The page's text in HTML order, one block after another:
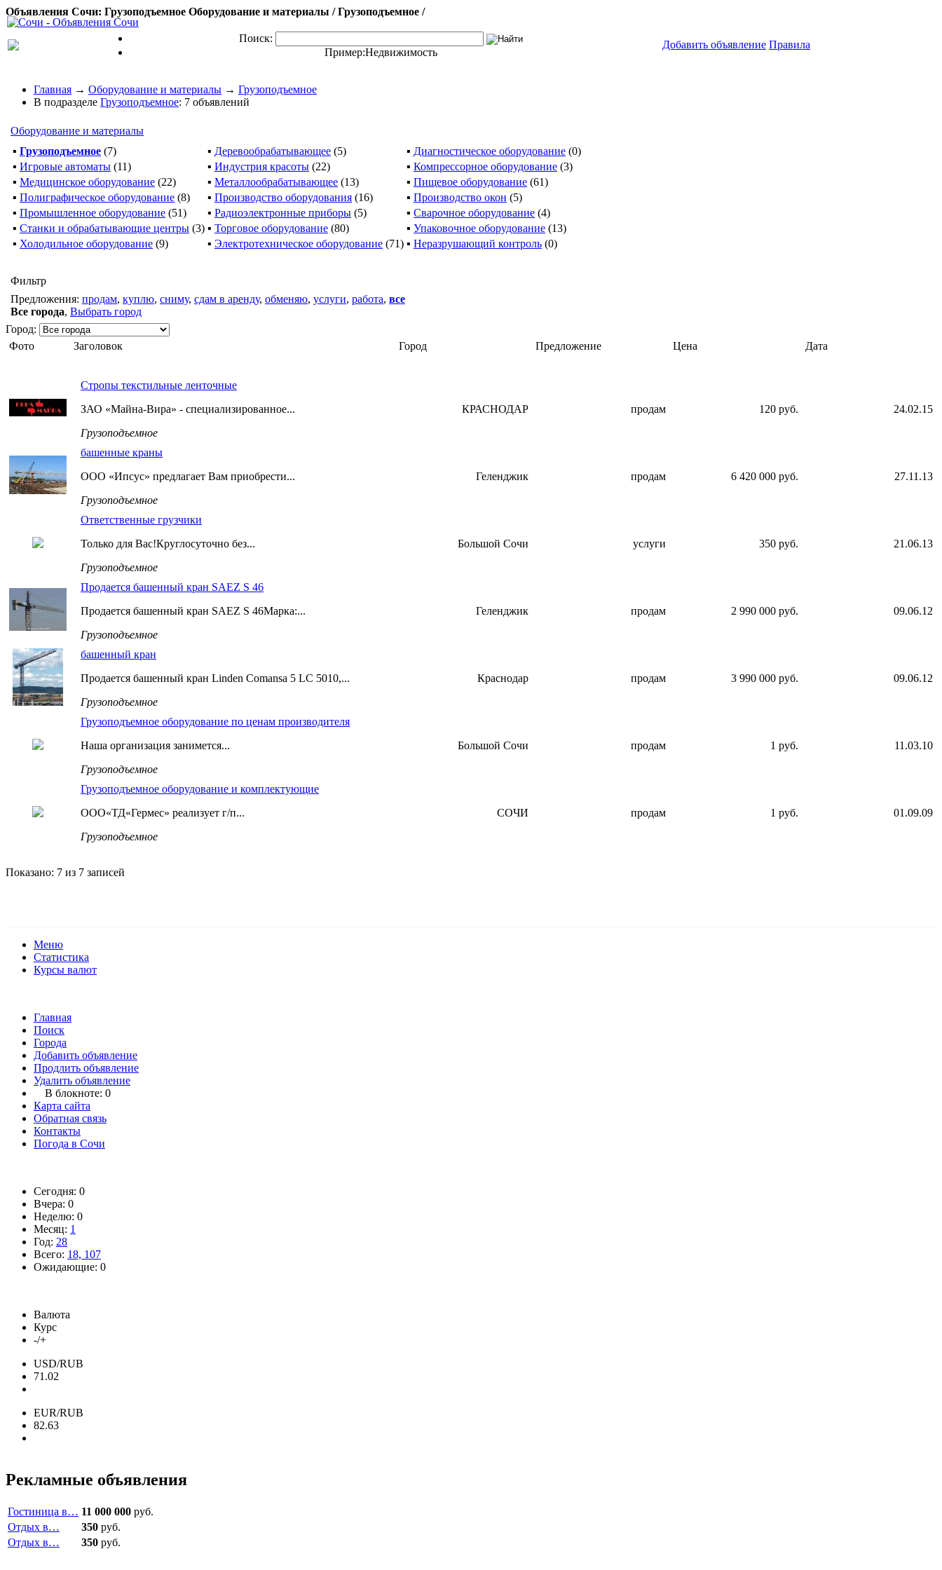
Объявления Сочи: Грузоподъемное Оборудование и материалы / Грузоподъемное /
Поиск:
Пример:Недвижимость
Добавить объявление Правила
Главная → Оборудование и материалы → Грузоподъемное
В подразделе Грузоподъемное: 7 объявлений
Оборудование и материалы
▪ Грузоподъемное (7) ▪ Деревообрабатывающее (5) ▪ Диагностическое оборудование (0)
▪ Игровые автоматы (11) ▪ Индустрия красоты (22) ▪ Компрессорное оборудование (3)
▪ Медицинское оборудование (22) ▪ Металлообрабатывающее (13) ▪ Пищевое оборудование (61)
▪ Полиграфическое оборудование (8) ▪ Производство оборудования (16) ▪ Производство окон (5)
▪ Промышленное оборудование (51) ▪ Радиоэлектронные приборы (5) ▪ Сварочное оборудование (4)
▪ Станки и обрабатывающие центры (3) ▪ Торговое оборудование (80) ▪ Упаковочное оборудование (13)
▪ Холодильное оборудование (9) ▪ Электротехническое оборудование (71) ▪ Неразрушающий контроль (0)
Фильтр
Предложения: продам, куплю, сниму, сдам в аренду, обменяю, услуги, работа, все
Все города, Выбрать город
Город:
Фото
Заголовок Город Предложение Цена Дата
Стропы текстильные ленточные
ЗАО «Майна-Вира» - специализированное...
Грузоподъемное
КРАСНОДАР продам 120 руб. 24.02.15
башенные краны
ООО «Ипсус» предлагает Вам приобрести...
Грузоподъемное
Геленджик продам 6 420 000 руб. 27.11.13
Ответственные грузчики
Только для Вас!Круглосуточно без...
Грузоподъемное
Большой Сочи услуги 350 руб. 21.06.13
Продается башенный кран SAEZ S 46
Продается башенный кран SAEZ S 46Марка:...
Грузоподъемное
Геленджик продам 2 990 000 руб. 09.06.12
башенный кран
Продается башенный кран Linden Comansa 5 LC 5010,...
Грузоподъемное
Краснодар продам 3 990 000 руб. 09.06.12
Грузоподъемное оборудование по ценам производителя
Наша организация занимется...
Грузоподъемное
Большой Сочи продам 1 руб. 11.03.10
Грузоподъемное оборудование и комплектующие
ООО«ТД«Гермес» реализует г/п...
Грузоподъемное
СОЧИ продам 1 руб. 01.09.09
Показано: 7 из 7 записей
Меню
Статистика
Курсы валют
Главная
Поиск
Города
Добавить объявление
Продлить объявление
Удалить объявление
В блокноте: 0
Карта сайта
Обратная связь
Контакты
Погода в Сочи
Сегодня: 0
Вчера: 0
Неделю: 0
Месяц: 1
Год: 28
Всего: 18, 107
Ожидающие: 0
Валюта
Курс
-/+
USD/RUB
71.02
EUR/RUB
82.63
Рекламные объявления
Гостиница в… 11 000 000 руб.
Отдых в…
350 руб.
Отдых в…
350 руб.